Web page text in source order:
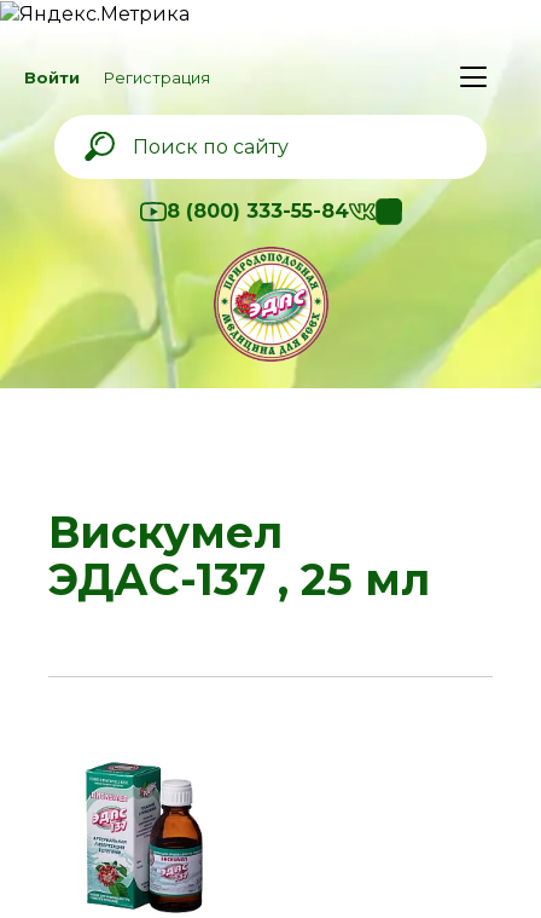
Войти Регистрация
8 (800) 333-55-84
Вискумел
ЭДАС-137 , 25 мл